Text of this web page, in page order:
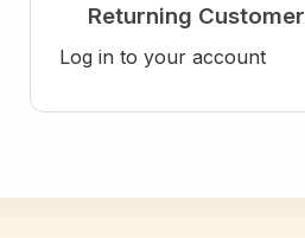
Returning Customer
Log in to your account